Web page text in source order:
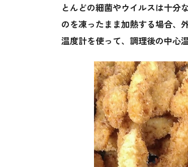
とんどの細菌やウイルスは十分
のを凍ったまま加熱する場合、
温度計を使って、調理後の中心